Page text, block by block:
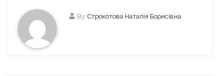
By Строкотова Наталія Борисівна